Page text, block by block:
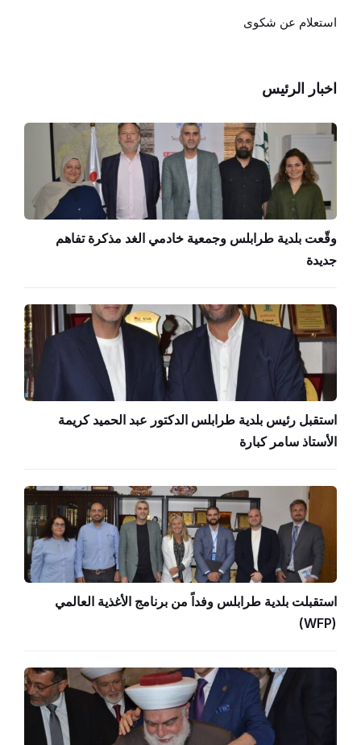
استعلام عن شكوى
اخبار الرئيس
وقّعت بلدية طرابلس وجمعية خادمي الغد مذكرة تفاهم
جديدة
استقبل رئيس بلدية طرابلس الدكتور عبد الحميد كريمة
الأستاذ سامر كبارة
استقبلت بلدية طرابلس وفداً من برنامج الأغذية العالمي
(WFP)